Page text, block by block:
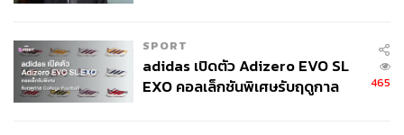
SPORT
adidas เปิดตัว Adizero EVO SL
EXO คอลเล็กชันพิเศษรับฤดูกาล
465